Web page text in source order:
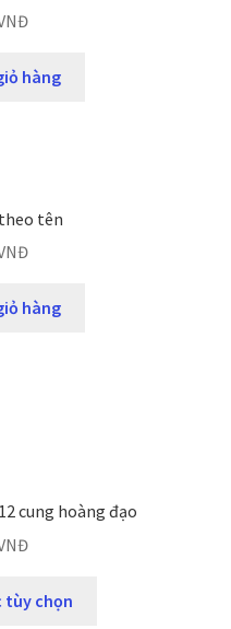
hàng
tên
hàng
cung hoàng đạo
tùy chọn